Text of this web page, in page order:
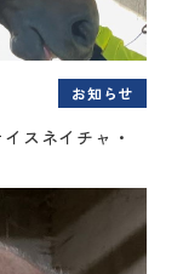
お知らせ
スネイチャ・